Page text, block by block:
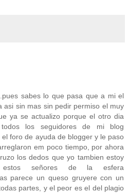
sabes lo que pasa que a mi el
asi sin mas sin pedir permiso el muy
ya se actualizo porque el otro dia
todos los seguidores de mi blog
foro de ayuda de blogger y le paso
em poco tiempo, por ahora
los dedos que yo tambien estoy
señores de la esfera
parece un queso gruyere con un
partes, y el peor es el del plagio